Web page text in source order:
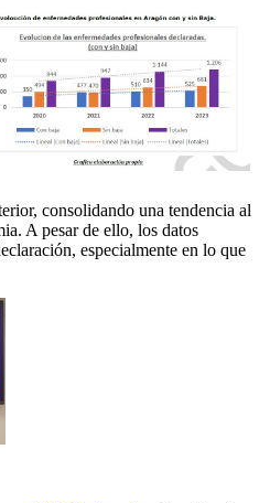
consolidando una tendencia al
A pesar de ello, los datos
especialmente en lo que